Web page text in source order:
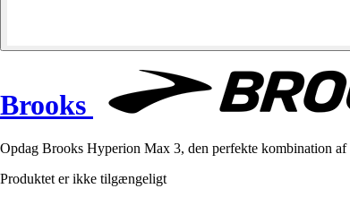
Brooks
Opdag Brooks Hyperion Max 3, den perfekte kombination
Produktet er ikke tilgængeligt